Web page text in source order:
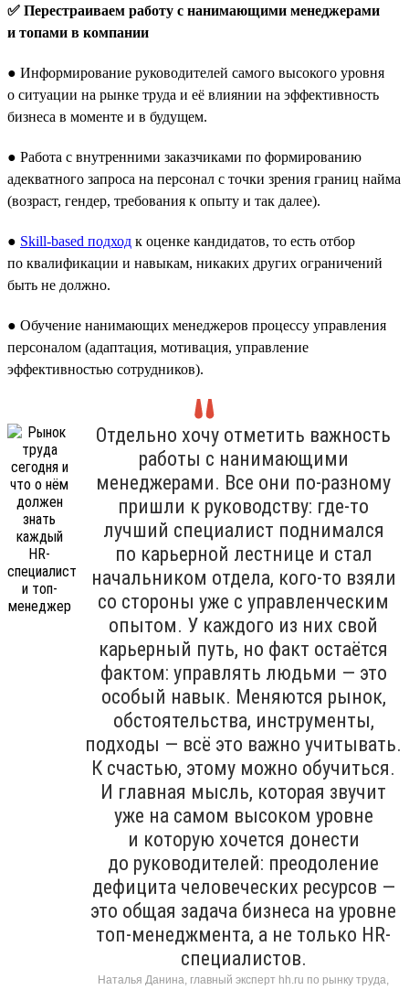
✅ Перестраиваем работу с нанимающими менеджерами
и топами в компании
● Информирование руководителей самого высокого уровня
о ситуации на рынке труда и её влиянии на эффективность
бизнеса в моменте и в будущем.
● Работа с внутренними заказчиками по формированию
адекватного запроса на персонал с точки зрения границ найма
(возраст, гендер, требования к опыту и так далее).
● Skill-based подход к оценке кандидатов, то есть отбор
по квалификации и навыкам, никаких других ограничений
быть не должно.
● Обучение нанимающих менеджеров процессу управления
персоналом (адаптация, мотивация, управление
эффективностью сотрудников).
Отдельно хочу отметить важность
работы с нанимающими
менеджерами. Все они по-разному
пришли к руководству: где-то
лучший специалист поднимался
по карьерной лестнице и стал
начальником отдела, кого-то взяли
со стороны уже с управленческим
опытом. У каждого из них свой
карьерный путь, но факт остаётся
фактом: управлять людьми — это
особый навык. Меняются рынок,
обстоятельства, инструменты,
подходы — всё это важно учитывать.
К счастью, этому можно обучиться.
И главная мысль, которая звучит
уже на самом высоком уровне
и которую хочется донести
до руководителей: преодоление
дефицита человеческих ресурсов —
это общая задача бизнеса на уровне
топ-менеджмента, а не только HR-
специалистов.
Наталья Данина, главный эксперт hh.ru по рынку труда,